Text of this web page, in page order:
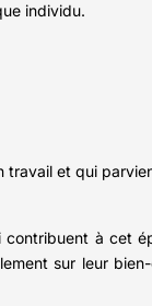
individu.
travail et qui
à cet
sur leur